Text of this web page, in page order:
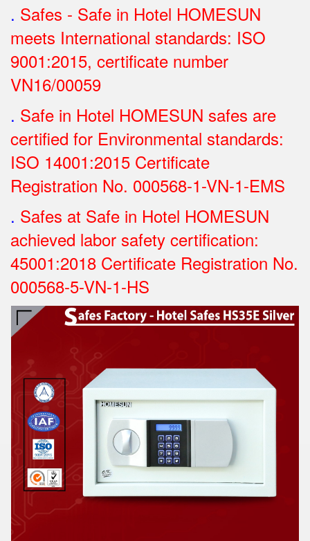
. Safes - Safe in Hotel HOMESUN
meets International standards: ISO
9001:2015, certificate number
VN16/00059
. Safe in Hotel HOMESUN safes are
certified for Environmental standards:
ISO 14001:2015 Certificate
Registration No. 000568-1-VN-1-EMS
. Safes at Safe in Hotel HOMESUN
achieved labor safety certification:
45001:2018 Certificate Registration No.
000568-5-VN-1-HS